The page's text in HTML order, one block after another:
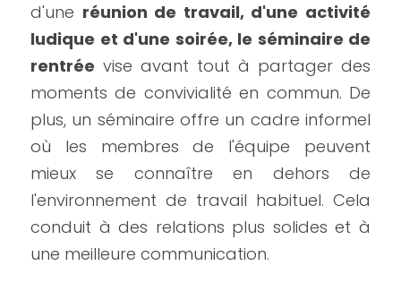
d'une réunion de travail, d'une activité
ludique et d'une soirée, le séminaire de
rentrée vise avant tout à partager des
moments de convivialité en commun. De
plus, un séminaire offre un cadre informel
où les membres de l'équipe peuvent
mieux se connaître en dehors de
l'environnement de travail habituel. Cela
conduit à des relations plus solides et à
une meilleure communication.